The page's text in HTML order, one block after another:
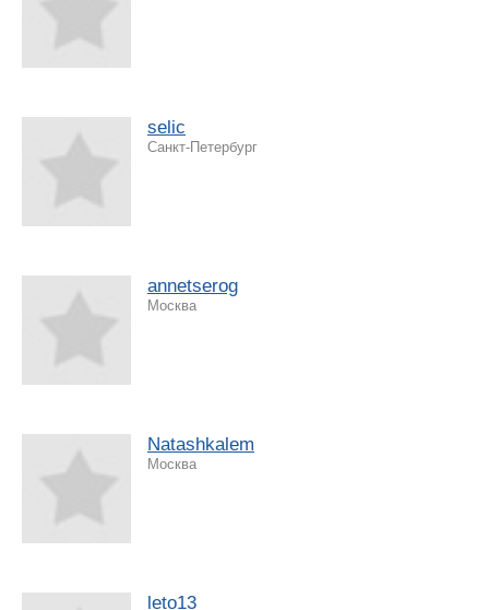
selic
Санкт-Петербург
annetserog
Москва
Natashkalem
Москва
leto13